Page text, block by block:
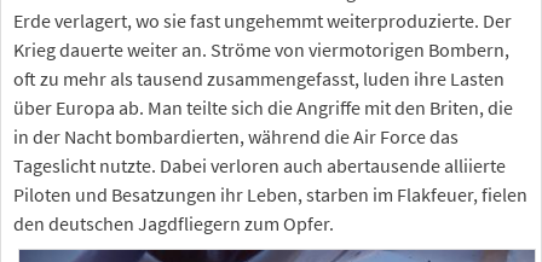
Erde verlagert, wo sie fast ungehemmt weiterproduzierte. Der
Krieg dauerte weiter an. Ströme von viermotorigen Bombern,
oft zu mehr als tausend zusammengefasst, luden ihre Lasten
über Europa ab. Man teilte sich die Angriffe mit den Briten, die
in der Nacht bombardierten, während die Air Force das
Tageslicht nutzte. Dabei verloren auch abertausende alliierte
Piloten und Besatzungen ihr Leben, starben im Flakfeuer, fielen
den deutschen Jagdfliegern zum Opfer.